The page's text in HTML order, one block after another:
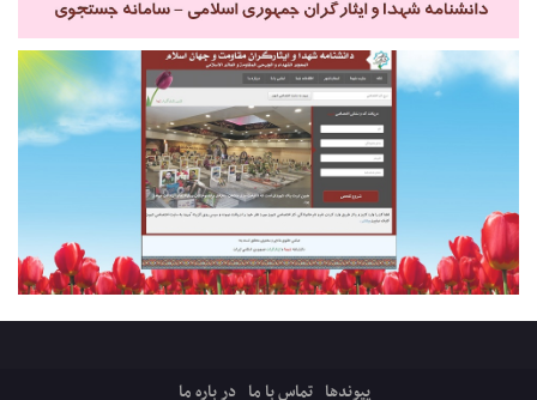
پیوندها تماس با ما در باره ما